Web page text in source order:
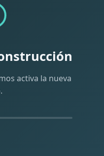
activa la nueva